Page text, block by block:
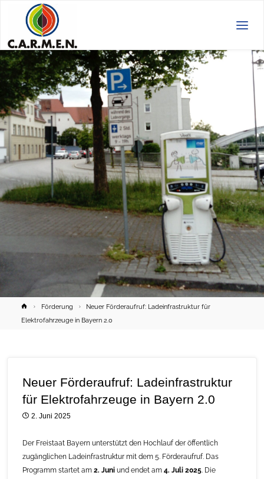
HomeFörderung
Neuer Förderaufruf: Ladeinfrastruktur für
Elektrofahrzeuge in Bayern 2.0
Neuer Förderaufruf: Ladeinfrastruktur
für Elektrofahrzeuge in Bayern 2.0
2. Juni 2025
Der Freistaat Bayern unterstützt den Hochlauf der öffentlich
zugänglichen Ladeinfrastruktur mit dem 5. Förderaufruf. Das
Programm startet am2. Juni und endet am4. Juli 2025. Die